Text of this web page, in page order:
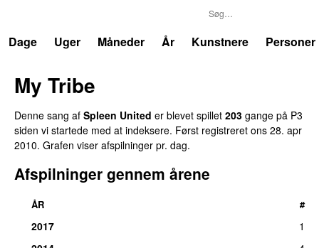
Dage
Uger Måneder År Kunstnere Personer
My Tribe
Denne sang af Spleen United er blevet spillet 203 gange på P3
siden vi startede med at indeksere. Først registreret ons 28. apr
2010. Grafen viser afspilninger pr. dag.
Afspilninger gennem årene
ÅR #
2017
1